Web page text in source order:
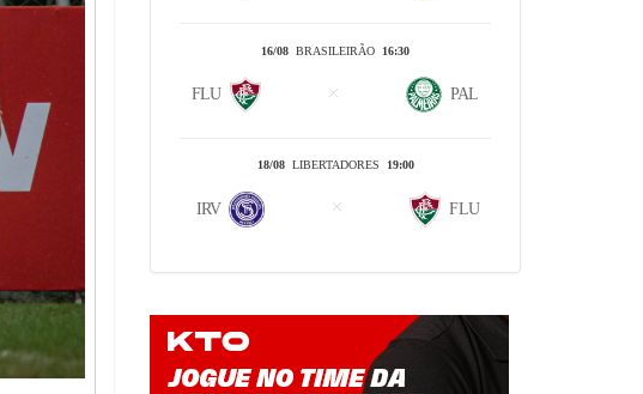
16/08 BRASILEIRÃO 16:30
FLU PAL
18/08LIBERTADORES 19:00
IRV FLU